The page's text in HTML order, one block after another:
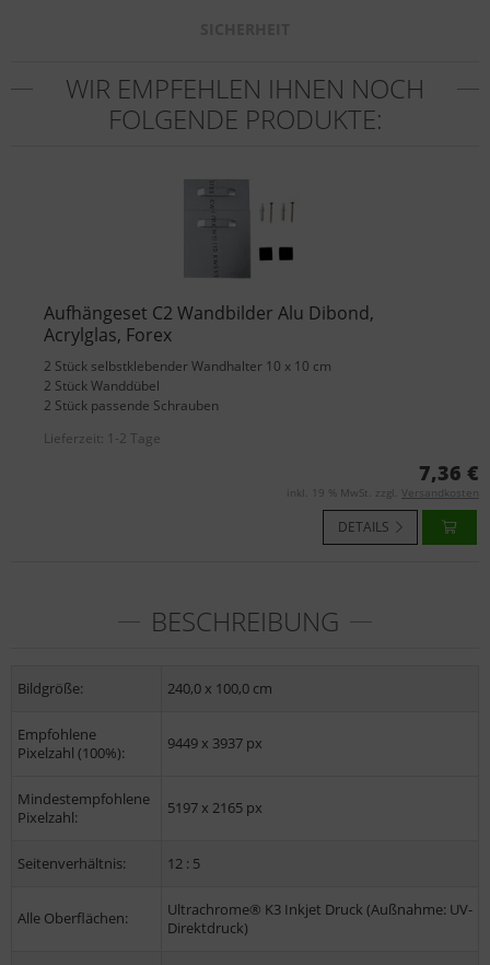
WIR EMPFEHLEN IHNEN NOCH
FOLGENDE PRODUKTE:
Aufhängeset C2 Wandbilder Alu Dibond,
Acrylglas, Forex
2 Stück selbstklebender Wandhalter 10 x 10 cm
2 Stück Wanddübel
2 Stück passende Schrauben
Lieferzeit: 1-2 Tage
7,36 €
inkl. 19 % MwSt. zzgl. Versandkosten
DETAILS
BESCHREIBUNG
Bildgröße: 240,0 x 100,0 cm
Empfohlene
Pixelzahl (100%):
9449 x 3937 px
Mindestempfohlene
Pixelzahl:
5197 x 2165 px
Seitenverhältnis: 12 : 5
Alle Oberflächen:
Ultrachrome® K3 Inkjet Druck (Außnahme: UV-
Direktdruck)